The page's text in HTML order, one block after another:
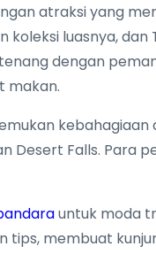
atraksi yang
koleksi luasnya,
dengan
makan.
Desert Falls. Para
untuk moda
tips, membuat